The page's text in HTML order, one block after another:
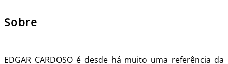
Sobre
EDGAR CARDOSO é desde há muito uma referência da